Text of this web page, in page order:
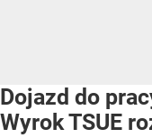
Dojazd do
Wyrok TSUE